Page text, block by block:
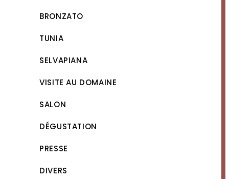
BRONZATO
TUNIA
SELVAPIANA
VISITE AU DOMAINE
SALON
DÉGUSTATION
PRESSE
DIVERS